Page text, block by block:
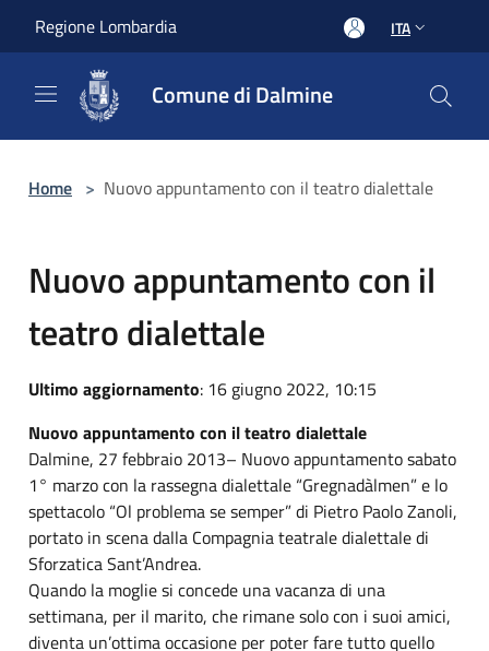
Regione Lombardia ITA
Comune di Dalmine
Home > Nuovo appuntamento con il teatro dialettale
Nuovo appuntamento con il
teatro dialettale
Ultimo aggiornamento: 16 giugno 2022, 10:15
Nuovo appuntamento con il teatro dialettale
Dalmine, 27 febbraio 2013– Nuovo appuntamento sabato
1° marzo con la rassegna dialettale “Gregnadàlmen” e lo
spettacolo “Ol problema se semper” di Pietro Paolo Zanoli,
portato in scena dalla Compagnia teatrale dialettale di
Sforzatica Sant’Andrea.
Quando la moglie si concede una vacanza di una
settimana, per il marito, che rimane solo con i suoi amici,
diventa un’ottima occasione per poter fare tutto quello